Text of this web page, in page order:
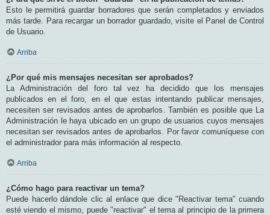
Esto le permitirá guardar borradores que serán completados y enviados
más tarde. Para recargar un borrador guardado, visite el Panel de Control
de Usuario.
Arriba
¿Por qué mis mensajes necesitan ser aprobados?
La Administración del foro tal vez ha decidido que los mensajes
publicados en el foro, en el que estas intentando publicar mensajes,
necesiten ser revisados antes de aprobarlos. También es posible que La
Administración le haya ubicado en un grupo de usuarios cuyos mensajes
necesitan ser revisados antes de aprobarlos. Por favor comuníquese con
el administrador para más información al respecto.
Arriba
¿Cómo hago para reactivar un tema?
Puede hacerlo dándole clic al enlace que dice "Reactivar tema" cuando
esté viendo el mismo, puede "reactivar" el tema al principio de la primera